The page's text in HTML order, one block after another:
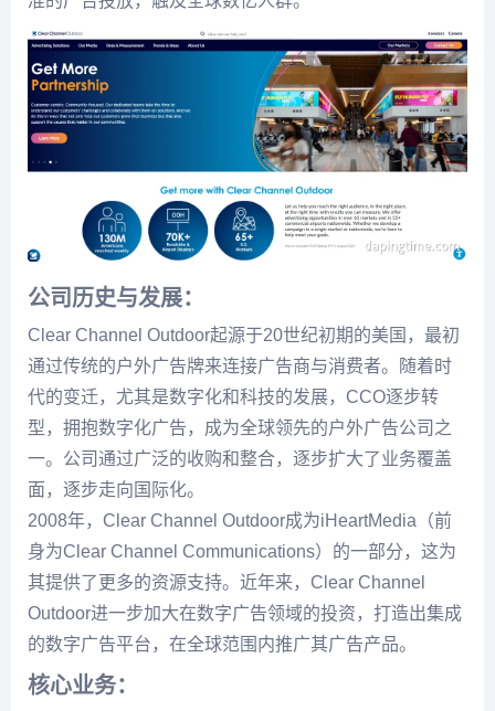
公司历史与发展：
Clear Channel Outdoor起源于20世纪初期的美国，最初
通过传统的户外广告牌来连接广告商与消费者。随着时
代的变迁，尤其是数字化和科技的发展，CCO逐步转
型，拥抱数字化广告，成为全球领先的户外广告公司之
一。公司通过广泛的收购和整合，逐步扩大了业务覆盖
面，逐步走向国际化。
2008年，Clear Channel Outdoor成为iHeartMedia（前
身为Clear Channel Communications）的一部分，这为
其提供了更多的资源支持。近年来，Clear Channel
Outdoor进一步加大在数字广告领域的投资，打造出集成
的数字广告平台，在全球范围内推广其广告产品。
核心业务：